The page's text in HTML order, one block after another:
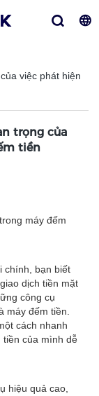
việc phát hiện
trọng của
tiền
máy đếm
chính, bạn biết
dịch tiền mặt
công cụ
máy đếm tiền.
cách nhanh
tiền của mình dễ
hiệu quả cao,